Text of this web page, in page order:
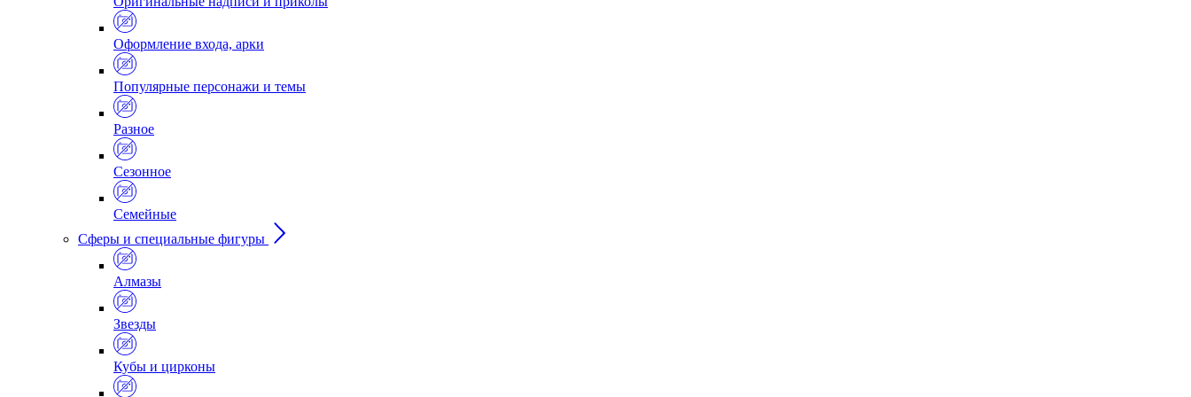
Оформление входа, арки
Популярные персонажи и темы
Разное
Сезонное
Семейные
Сферы и специальные фигуры
Алмазы
Звезды
Кубы и цирконы